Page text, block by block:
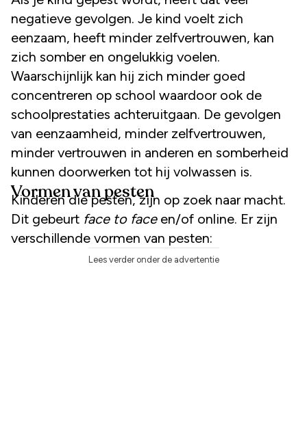
negatieve gevolgen. Je kind voelt zich
eenzaam, heeft minder zelfvertrouwen, kan
zich somber en ongelukkig voelen.
Waarschijnlijk kan hij zich minder goed
concentreren op school waardoor ook de
schoolprestaties achteruitgaan. De gevolgen
van eenzaamheid, minder zelfvertrouwen,
minder vertrouwen in anderen en somberheid
kunnen doorwerken tot hij volwassen is.
Vormen van pesten
Kinderen die pesten, zijn op zoek naar macht.
Dit gebeurt face to face en/of online. Er zijn
verschillende vormen van pesten:
Lees verder onder de advertentie